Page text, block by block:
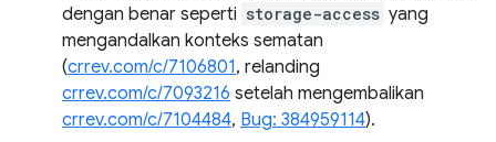
dengan benar seperti storage-access yang
mengandalkan konteks sematan
(crrev.com/c/7106801, relanding
crrev.com/c/7093216 setelah mengembalikan
crrev.com/c/7104484, Bug: 384959114).